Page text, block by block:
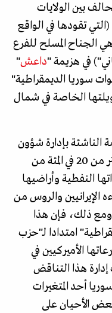
بين الولايات
تقودها في الواقع
الجناح المسلح للفرع
في هزيمة "داعش"
سوريا الديمقراطية"
الخاصة في شمال
الناشئة بإدارة شؤون
ملايين السوريين، والسيطرة على أكثر من 20 في المئة من
النفطية وأراضيها
الإيرانيين والروس من
ومع ذلك، فإن هذا
امتدادا لـ"حزب
الأميركيين في
هذا التناقض
أحد المتغيرات
الأحيان على